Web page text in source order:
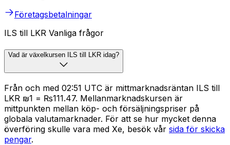
Företagsbetalningar
ILS till LKR Vanliga frågor
Vad är växelkursen ILS till LKR idag?
Från och med 02:51 UTC är mittmarknadsräntan ILS till
LKR ₪1 = ₨111.47. Mellanmarknadskursen är
mittpunkten mellan köp- och försäljningspriser på
globala valutamarknader. För att se hur mycket denna
överföring skulle vara med Xe, besök vår sida för skicka
pengar.